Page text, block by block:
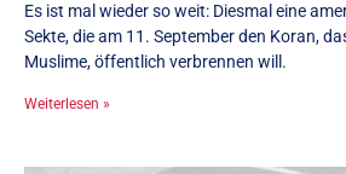
Es ist mal wieder so weit: Diesmal eine
Sekte, die am 11. September den Koran,
Muslime, öffentlich verbrennen will.
Weiterlesen »